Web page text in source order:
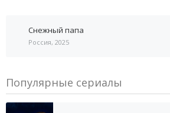
Снежный папа
Россия, 2025
Популярные сериалы